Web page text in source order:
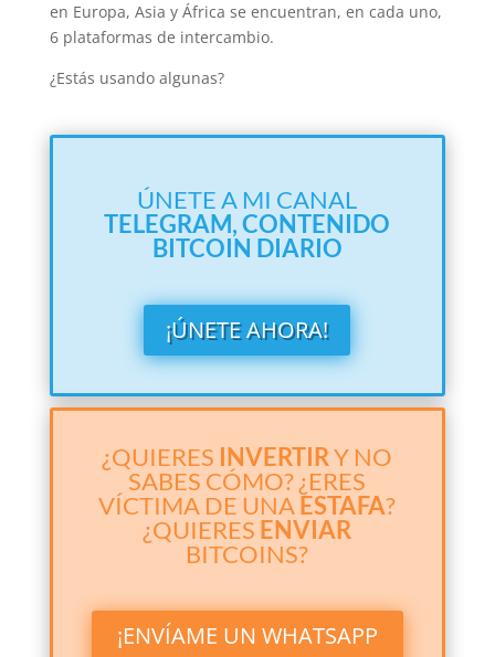
en Europa, Asia y África se encuentran, en cada uno,
6 plataformas de intercambio.
¿Estás usando algunas?
ÚNETE A MI CANAL
TELEGRAM,CONTENIDO
BITCOIN DIARIO
¡ÚNETE AHORA!
¿QUIERES INVERTIRY NO
SABES CÓMO? ¿ERES
VÍCTIMA DE UNAESTAFA?
¿QUIERES ENVIAR
BITCOINS?
¡ENVÍAME UN WHATSAPP